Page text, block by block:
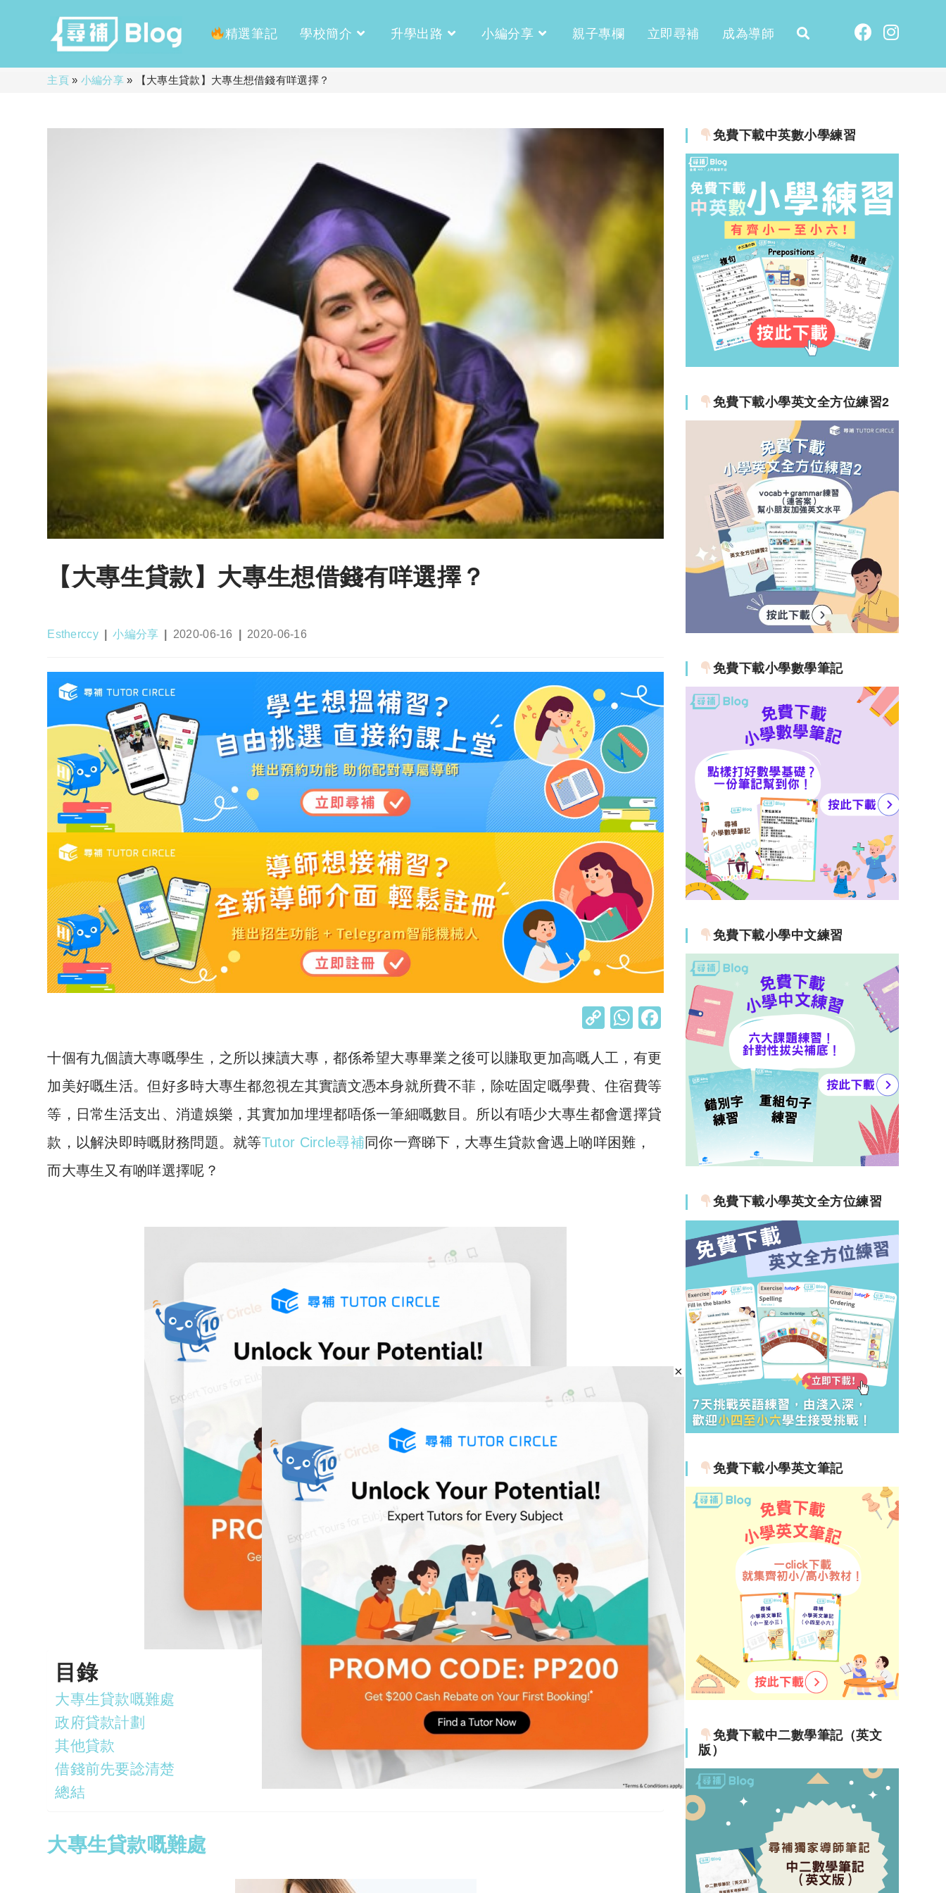
精選筆記 學校簡介 升學出路 小編分享 親子專欄 立即尋補 成為導師
主頁» 小編分享» 【大專生貸款】大專生想借錢有咩選擇？
【大專生貸款】大專生想借錢有咩選擇？
Post
Estherccy
Post
小編分享
Post
2020-06-16
Post
2020-06-16
C
p
y
Li
n
k
W
at
s
A
p
p
十個有九個讀大專嘅學生，之所以揀讀大專，都係希望大專畢業之後可以賺取更加高嘅人工，有更
加美好嘅生活。但好多時大專生都忽視左其實讀文憑本身就所費不菲，除咗固定嘅學費、住宿費等
等，日常生活支出、消遣娛樂，其實加加埋埋都唔係一筆細嘅數目。所以有唔少大專生都會選擇貸
款，以解決即時嘅財務問題。就等Tutor Circle尋補同你一齊睇下，大專生貸款會遇上啲咩困難，
而大專生又有啲咩選擇呢？
目錄
大專生貸款嘅難處
政府貸款計劃
其他貸款
借錢前先要諗清楚
總結
大專生貸款嘅難處
免費下載中英數小學練習
免費下載小學英文全方位練習2
免費下載小學數學筆記
免費下載小學中文練習
免費下載小學英文全方位練習
免費下載小學英文筆記
免費下載中二數學筆記（英文
版）